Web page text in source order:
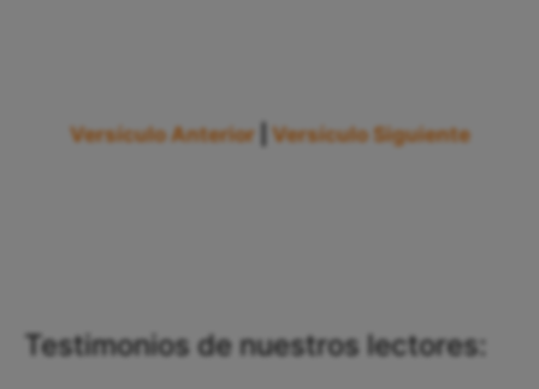
Versículo Anterior Versículo Siguiente
Testimonios de nuestros lectores: